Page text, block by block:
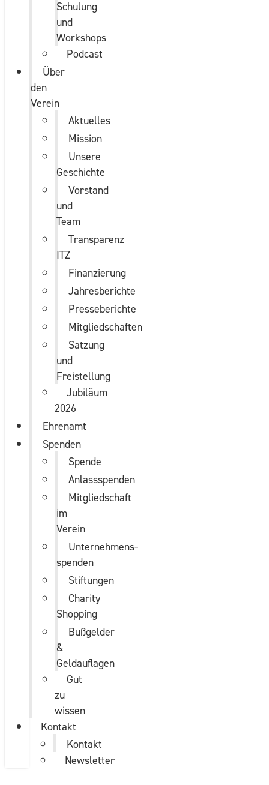
Schulung
und
Workshops
Podcast
Über
den
Verein
Aktuelles
Mission
Unsere
Geschichte
Vorstand
und
Team
Transparenz
ITZ
Finanzierung
Jahresberichte
Presseberichte
Mitgliedschaften
Satzung
und
Freistellung
Jubiläum
2026
Ehrenamt
Spenden
Spende
Anlassspenden
Mitgliedschaft
im
Verein
Unternehmens­
spenden
Stiftungen
Charity
Shopping
Bußgelder
&
Geldauflagen
Gut
zu
wissen
Kontakt
Kontakt
Newsletter